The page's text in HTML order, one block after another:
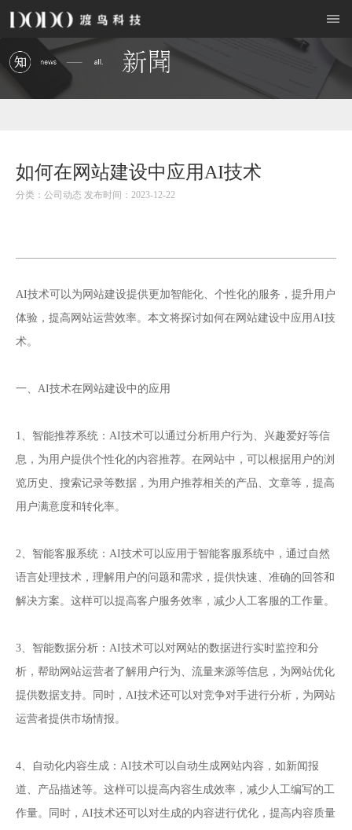
如何在网站建设中应用AI技术
分类：公司动态 发布时间：2023-12-22
AI技术可以为 网站建设提供更加智能化、个性化的服务，提升用户
体验，提高网站运营效率。本文将探讨如何在网站建设中应用AI技
术。
一、AI技术在网站建设中的应用
1、智能推荐系统：AI技术可以通过分析用户行为、兴趣爱好等信
息，为用户提供个性化的内容推荐。在网站中，可以根据用户的浏
览历史、搜索记录等数据，为用户推荐相关的产品、文章等，提高
用户满意度和转化率。
2、智能客服系统：AI技术可以应用于智能客服系统中，通过自然
语言处理技术，理解用户的问题和需求，提供快速、准确的回答和
解决方案。这样可以提高客户服务效率，减少人工客服的工作量。
3、智能数据分析：AI技术可以对网站的数据进行实时监控和分
析，帮助网站运营者了解用户行为、流量来源等信息，为网站优化
提供数据支持。同时，AI技术还可以对竞争对手进行分析，为网站
运营者提供市场情报。
4、自动化内容生成：AI技术可以自动生成网站内容，如新闻报
道、产品描述等。这样可以提高内容生成效率，减少人工编写的工
作量。同时，AI技术还可以对生成的内容进行优化，提高内容质量